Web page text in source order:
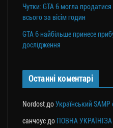
Чутки: GTA 6 могла
всього за вісім годин
GTA 6 найбільше принесе
дослідження
Останні коментарі
Nordost доУкраїнський SAMP
санчоус до ПОВНА